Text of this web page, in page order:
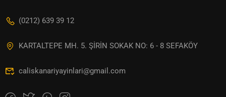
(0212) 639 39 12
KARTALTEPE MH. 5. ŞİRİN SOKAK NO: 6 - 8 SEFAKÖY
caliskanariyayinlari@gmail.com